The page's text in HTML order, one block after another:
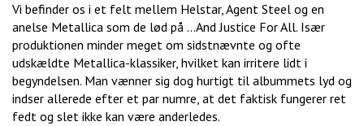
Vi befinder os i et felt mellem Helstar, Agent Steel og en
anelse Metallica som de lød på …And Justice For All. Især
produktionen minder meget om sidstnævnte og ofte
udskældte Metallica-klassiker, hvilket kan irritere lidt i
begyndelsen. Man vænner sig dog hurtigt til albummets lyd og
indser allerede efter et par numre, at det faktisk fungerer ret
fedt og slet ikke kan være anderledes.